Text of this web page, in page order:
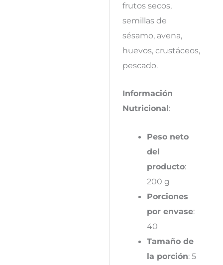
frutos secos,
semillas de
sésamo, avena,
huevos, crustáceos,
pescado.
Información
Nutricional:
Peso neto
del
producto:
200 g
Porciones
por envase:
40
Tamaño de
la porción: 5